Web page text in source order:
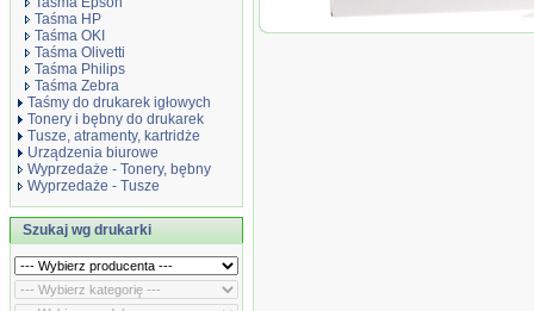
Taśma HP
Taśma OKI
Taśma Olivetti
Taśma Philips
Taśma Zebra
Taśmy do drukarek igłowych
Tonery i bębny do drukarek
Tusze, atramenty, kartridże
Urządzenia biurowe
Wyprzedaże - Tonery, bębny
Wyprzedaże - Tusze
Szukaj wg drukarki
Taśma zamiennik DK11.203